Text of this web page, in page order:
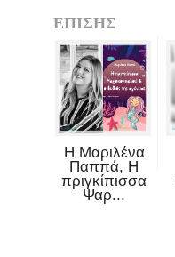
ΕΠΙΣΗΣ
Η Μαριλένα
Παππά, Η
πριγκίπισσα
Ψαρ...